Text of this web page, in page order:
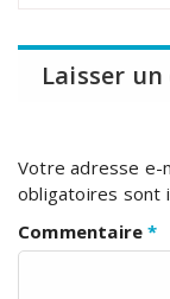
Laisser
Votre adresse e-
obligatoires sont
Commentaire*